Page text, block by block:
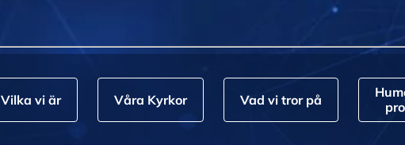
Vilka vi är Våra Kyrkor Vad vi tror på